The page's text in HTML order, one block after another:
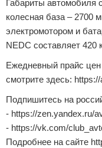
Габариты автомобиля
колесная база – 2700
электромотором и
NEDC составляет
Ежедневный прайс
смотрите здесь:
Подпишитесь на
- https://zen.yandex.ru/
- https://vk.com/
Подробнее на сайте